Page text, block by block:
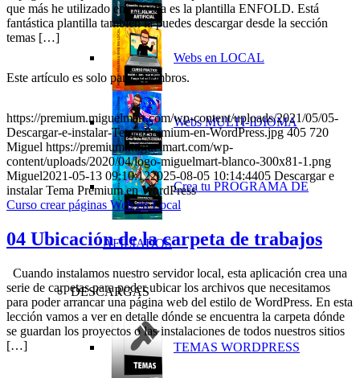
Webs en LOCAL
Webs MULTI-IDIOMA
Crea tu PROGRAMA DE
AFILIADOS
DESCARGAS
TEMAS WORDPRESS
que más he utilizado en mi vida es la plantilla ENFOLD. Está
fantástica plantilla también la puedes descargar desde la sección
temas […]
Este artículo es solo para Miembros.
https://premium.miguelmart.com/wp-content/uploads/2021/05/05-
Descargar-e-instalar-Tema-Premium-en-WordPress.jpg 405 720
Miguel https://premium.miguelmart.com/wp-
content/uploads/2020/04/logo-miguelmart-blanco-300x81-1.png
Miguel2021-05-13 09:10:122025-08-05 10:14:4405 Descargar e
instalar Tema Premium en WordPress
Curso crear páginas Web en Local
04 Ubicación de la carpeta de trabajos
Cuando instalamos nuestro servidor local, esta aplicación crea una
serie de carpetas para poder ubicar los archivos que necesitamos
para poder arrancar una página web del estilo de WordPress. En esta
lección vamos a ver en detalle dónde se encuentra la carpeta dónde
se guardan los proyectos o las instalaciones de todos nuestros sitios
[…]